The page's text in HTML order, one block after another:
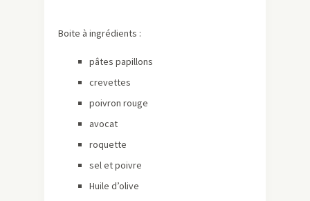
Boite à ingrédients :
pâtes papillons
crevettes
poivron rouge
avocat
roquette
sel et poivre
Huile d’olive